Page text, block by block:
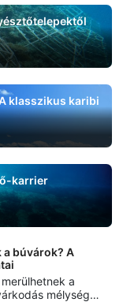
klasszikus karibi
karrier
búvárok? A
a
mélységi